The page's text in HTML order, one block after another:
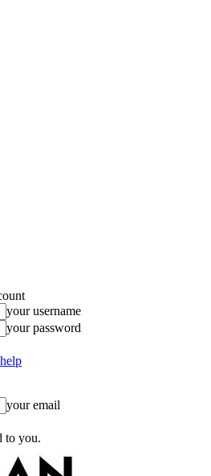
your username
your password
your email
to you.